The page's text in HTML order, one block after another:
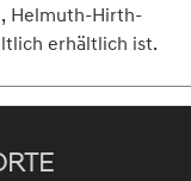
Helmuth-Hirth-
erhältlich ist.